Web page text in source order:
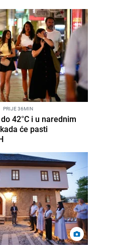
PRIJE 36MIN
42°C i u narednim
će pasti